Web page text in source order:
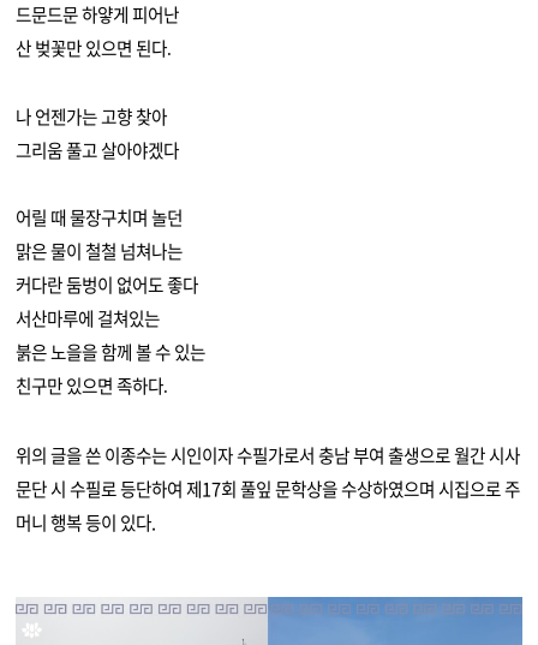
드문드문 하얗게 피어난
산 벚꽃만 있으면 된다.
나 언젠가는 고향 찾아
그리움 풀고 살아야겠다
어릴 때 물장구치며 놀던
맑은 물이 철철 넘쳐나는
커다란 둠벙이 없어도 좋다
서산마루에 걸쳐있는
붉은 노을을 함께 볼 수 있는
친구만 있으면 족하다.
위의 글을 쓴 이종수는 시인이자 수필가로서 충남 부여 출생으로 월간 시사
문단 시 수필로 등단하여 제17회 풀잎 문학상을 수상하였으며 시집으로 주
머니 행복 등이 있다.